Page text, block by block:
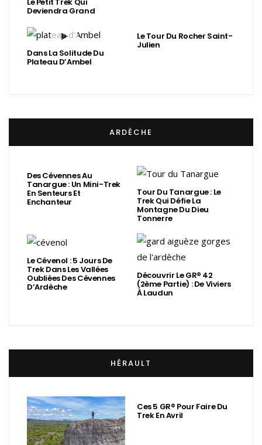
Le Petit Trek Qui
Deviendra Grand
Dans La Solitude Du
Plateau D’Ambel
Le Tour Du Rocher Saint-
Julien
ARDÈCHE
Des Cévennes Au
Tanargue : Un Mini-Trek
En Senteurs Et
Enchanteur
Tour Du Tanargue : Le
Trek Qui Défie La
Montagne Du Dieu
Tonnerre
Le Cévenol : 5 Jours De
Trek Dans Les Vallées
Oubliées Des Cévennes
D’Ardèche
Découvrir Le GR® 42
(2ème Partie) : De Viviers
À Laudun
HÉRAULT
Ces 5 GR® Pour Faire Du
Trek En Avril